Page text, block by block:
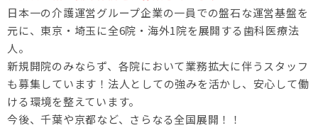
日本一の介護運営グループ企業の一員での盤石な運営基盤を
元に、東京・埼玉に全6院・海外1院を展開する歯科医療法
人。
新規開院のみならず、各院において業務拡大に伴うスタッフ
も募集しています！法人としての強みを活かし、安心して働
ける環境を整えています。
今後、千葉や京都など、さらなる全国展開！！